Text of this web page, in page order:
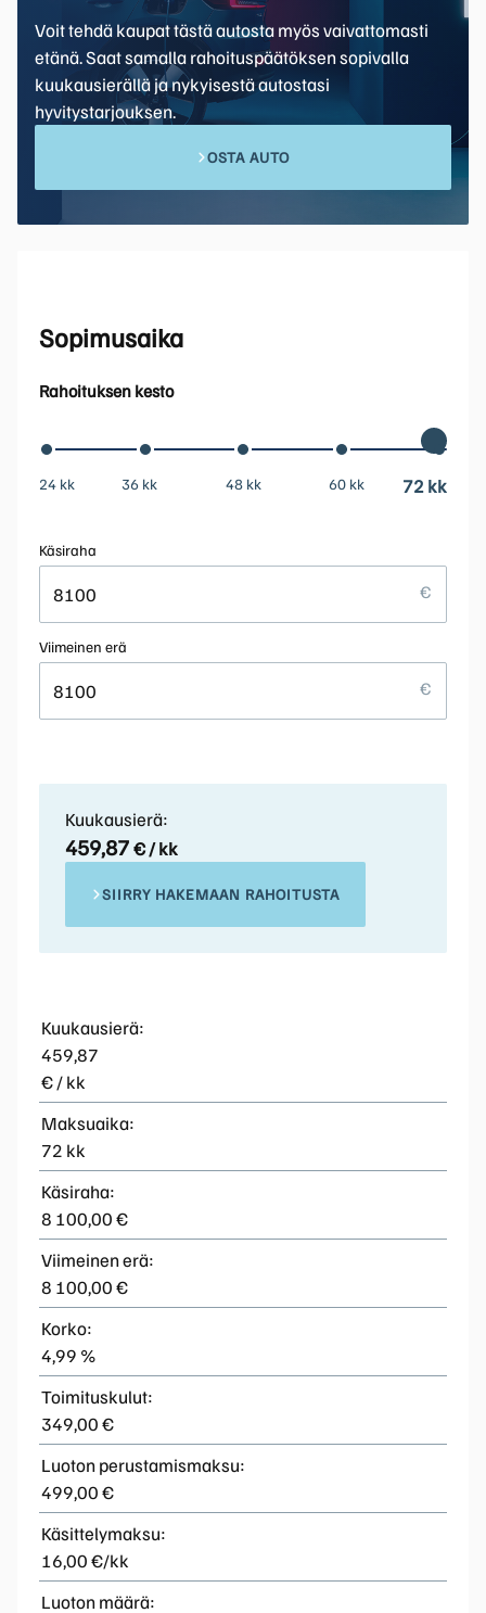
Sopimusaika
Rahoituksen kesto
24 kk 36 kk 48 kk 60 kk 72 kk
Käsiraha
Viimeinen erä
Kuukausierä:
459,87
€ / kk
Maksuaika:
72 kk
Käsiraha:
8 100,00 €
Viimeinen erä:
8 100,00 €
Korko:
4,99 %
Toimituskulut:
349,00 €
Luoton perustamismaksu:
499,00 €
Käsittelymaksu:
16,00 €/kk
Luoton määrä:
Kuukausierä:
459,87€ / kk
SIIRRY HAKEMAAN RAHOITUSTA
Voit tehdä kaupat tästä autosta myös vaivattomasti
etänä. Saat samalla rahoituspäätöksen sopivalla
kuukausierällä ja nykyisestä autostasi
hyvitystarjouksen.
OSTA AUTO